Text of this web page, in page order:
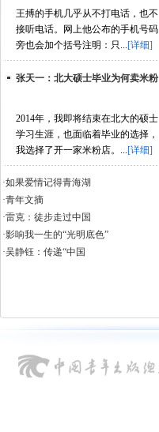
王搏的手机几乎从不打电话，也不
接听电话。网上他公布的手机号码
旁也会加个括号注明：只...[详细]
张天一：北大硕士毕业为何卖米粉
2014年，我即将结束在北大的硕士
学习生涯，也面临着毕业的选择，
我选择了开一家米粉店。...[详细]
·如果爱情记得青海湖
·青年文摘
·雷克：徒步走过中国
·影响我一生的“光明底色”
·吴静钰：传递“中国